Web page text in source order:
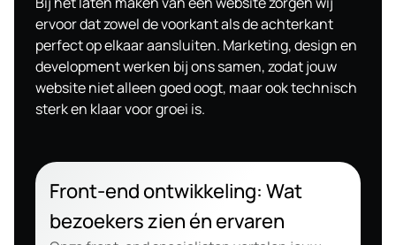
ervoor dat zowel de voorkant als de achterkant
perfect op elkaar aansluiten. Marketing, design en
development werken bij ons samen, zodat jouw
website niet alleen goed oogt, maar ook technisch
sterk en klaar voor groei is.
Front-end ontwikkeling: Wat
bezoekers zien én ervaren